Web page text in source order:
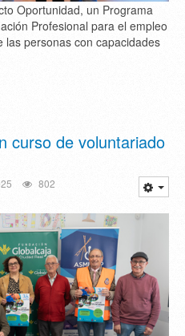
Oportunidad, un Programa
Profesional para el empleo
personas con capacidades
curso de voluntariado
802